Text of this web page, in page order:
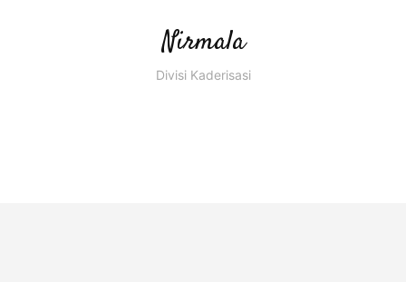
Nirmala
Divisi Kaderisasi